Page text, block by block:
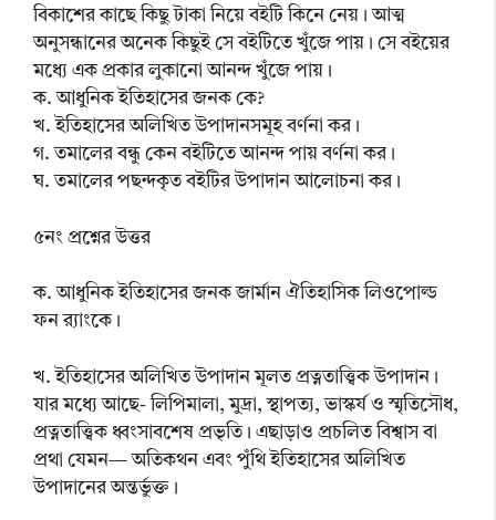
বিকাশের কাছে কিছু টাকা নিয়ে বইটি কিনে নেয়। আত্ম
অনুসন্ধানের অনেক কিছুই সে বইটিতে খুঁজে পায়। সে বইয়ের
মধ্যে এক প্রকার লুকানো আনন্দ খুঁজে পায়।
ক. আধুনিক ইতিহাসের জনক কে?
খ. ইতিহাসের অলিখিত উপাদানসমূহ বর্ণনা কর।
গ. তমালের বন্ধু কেন বইটিতে আনন্দ পায় বর্ণনা কর।
ঘ. তমালের পছন্দকৃত বইটির উপাদান আলোচনা কর।
৫নং প্রশ্নের উত্তর
ক. আধুনিক ইতিহাসের জনক জার্মান ঐতিহাসিক লিওপোল্ড
ফন র‍্যাংকে।
খ. ইতিহাসের অলিখিত উপাদান মূলত প্রত্নতাত্ত্বিক উপাদান।
যার মধ্যে আছে- লিপিমালা, মুদ্রা, স্থাপত্য, ভাস্কর্য ও স্মৃতিসৌধ,
প্রত্নতাত্ত্বিক ধ্বংসাবশেষ প্রভৃতি। এছাড়াও প্রচলিত বিশ্বাস বা
প্রথা যেমন— অতিকথন এবং পুঁথি ইতিহাসের অলিখিত
উপাদানের অন্তর্ভুক্ত।